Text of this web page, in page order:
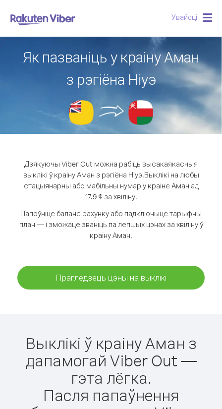
Увайсці
Як пазваніць у краіну Аман
з рэгіёна Ніуэ
Дзякуючы Viber Out можна рабіць высакаякасныя
выклікі ў краіну Аман з рэгіёна Ніуэ.Выклікі на любы
стацыянарны або мабільны нумар у краіне Аман ад
17.9 ¢ за хвіліну.
Папоўніце баланс рахунку або падключыце тарыфны
план — і зможаце званіць па лепшых цэнах за хвіліну ў
краіну Аман.
Прагледзець цэны на выклікі
Выклікі ў краіну Аман з
дапамогай Viber Out —
гэта лёгка.
Пасля папаўнення